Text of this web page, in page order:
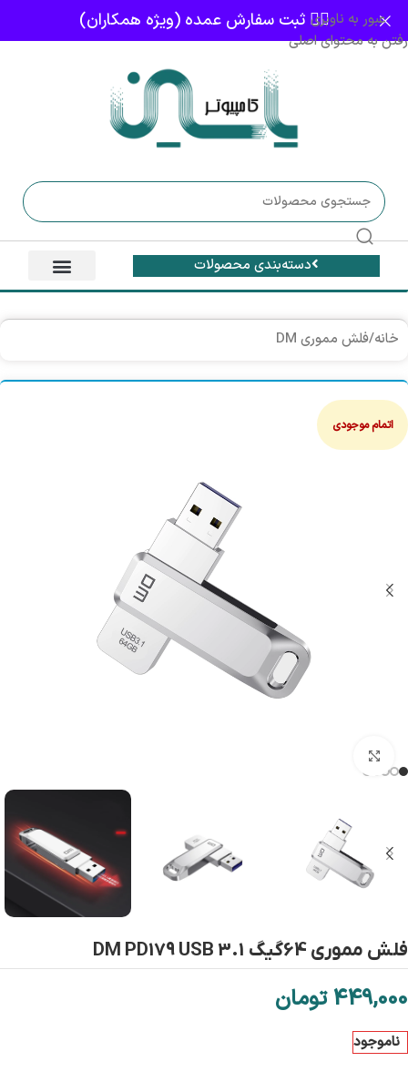
عبور به ناوبری
رفتن به محتوای اصلی
👈🏻 ثبت سفارش عمده (ویژه همکاران)
دسته‌بندی محصولات
خانه/فلش مموری DM
اتمام موجودی
فلش مموری 64گیگ DM PD179 USB 3.1
449,000 تومان
ناموجود